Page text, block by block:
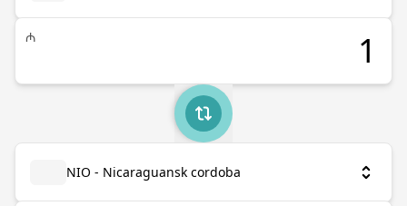
₼
NIO - Nicaraguansk cordoba